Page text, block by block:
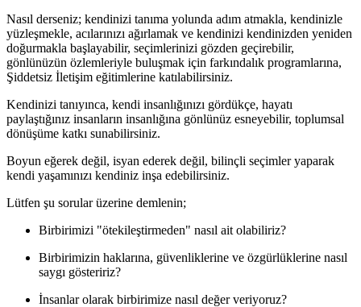
Nasıl derseniz; kendinizi tanıma yolunda adım atmakla, kendinizle
yüzleşmekle, acılarınızı ağırlamak ve kendinizi kendinizden yeniden
doğurmakla başlayabilir, seçimlerinizi gözden geçirebilir,
gönlünüzün özlemleriyle buluşmak için farkındalık programlarına,
Şiddetsiz İletişim eğitimlerine katılabilirsiniz.
Kendinizi tanıyınca, kendi insanlığınızı gördükçe, hayatı
paylaştığınız insanların insanlığına gönlünüz esneyebilir, toplumsal
dönüşüme katkı sunabilirsiniz.
Boyun eğerek değil, isyan ederek değil, bilinçli seçimler yaparak
kendi yaşamınızı kendiniz inşa edebilirsiniz.
Lütfen şu sorular üzerine demlenin;
Birbirimizi "ötekileştirmeden" nasıl ait olabiliriz?
Birbirimizin haklarına, güvenliklerine ve özgürlüklerine nasıl
saygı gösteririz?
İnsanlar olarak birbirimize nasıl değer veriyoruz?